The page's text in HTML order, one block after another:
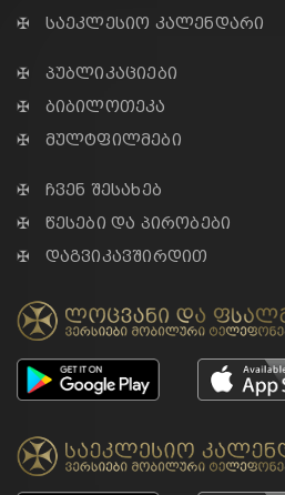
✠ საეკლესიო კალენდარი
✠ პუბლიკაციები
✠ ბიბილოთეკა
✠ მულტფილმები
✠ ჩვენ შესახებ
✠ წესები და პირობები
✠ დაგვიკავშირდით